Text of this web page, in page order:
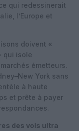
qui redessinerait
l’Europe et
doivent «
qui isole
émetteurs.
York sans
à haute
et prête à payer
des vols ultra